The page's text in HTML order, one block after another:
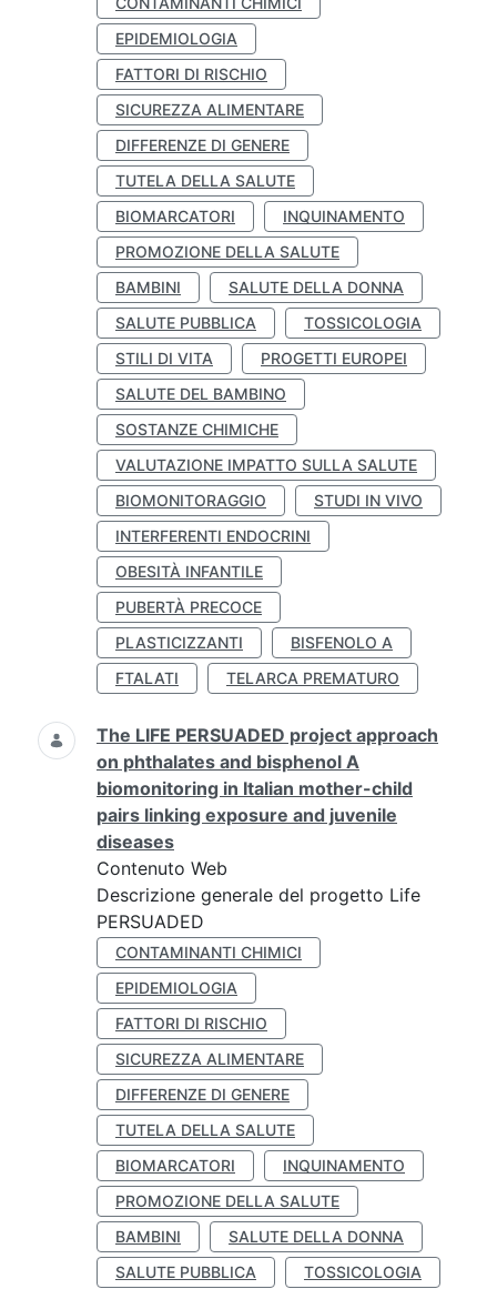
EPIDEMIOLOGIA
FATTORI DI RISCHIO
SICUREZZA ALIMENTARE
DIFFERENZE DI GENERE
TUTELA DELLA SALUTE
BIOMARCATORI
INQUINAMENTO
PROMOZIONE DELLA SALUTE
BAMBINI
SALUTE DELLA DONNA
SALUTE PUBBLICA
TOSSICOLOGIA
STILI DI VITA
PROGETTI EUROPEI
SALUTE DEL BAMBINO
SOSTANZE CHIMICHE
VALUTAZIONE IMPATTO SULLA SALUTE
BIOMONITORAGGIO
STUDI IN VIVO
INTERFERENTI ENDOCRINI
OBESITÀ INFANTILE
PUBERTÀ PRECOCE
PLASTICIZZANTI
BISFENOLO A
FTALATI
TELARCA PREMATURO
The LIFE PERSUADED project approach
on phthalates and bisphenol A
biomonitoring in Italian mother-child
pairs linking exposure and juvenile
diseases
Contenuto Web
Descrizione generale del progetto Life
PERSUADED
CONTAMINANTI CHIMICI
EPIDEMIOLOGIA
FATTORI DI RISCHIO
SICUREZZA ALIMENTARE
DIFFERENZE DI GENERE
TUTELA DELLA SALUTE
BIOMARCATORI
INQUINAMENTO
PROMOZIONE DELLA SALUTE
BAMBINI
SALUTE DELLA DONNA
SALUTE PUBBLICA
TOSSICOLOGIA